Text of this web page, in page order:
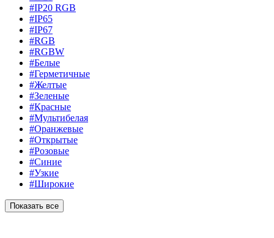
#IP20 RGB
#IP65
#IP67
#RGB
#RGBW
#Белые
#Герметичные
#Желтые
#Зеленые
#Красные
#Мультибелая
#Оранжевые
#Открытые
#Розовые
#Синие
#Узкие
#Широкие
Показать все